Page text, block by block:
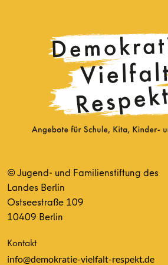
© Jugend- und Familienstiftung des
Landes Berlin
Ostseestraße 109
10409 Berlin
Kontakt
info@demokratie-vielfalt-respekt.de